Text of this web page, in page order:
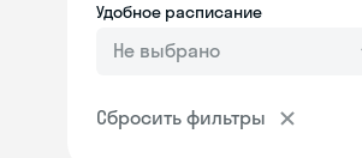
Удобное расписание
Не выбрано
Сбросить фильтры